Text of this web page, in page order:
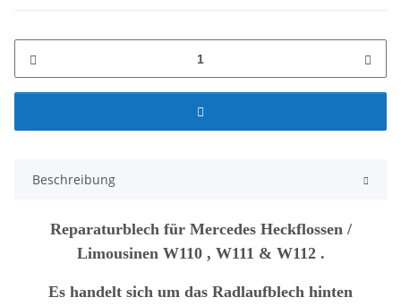
Beschreibung
Reparaturblech für Mercedes Heckflossen /
Limousinen W110 , W111 & W112 .
Es handelt sich um das Radlaufblech hinten